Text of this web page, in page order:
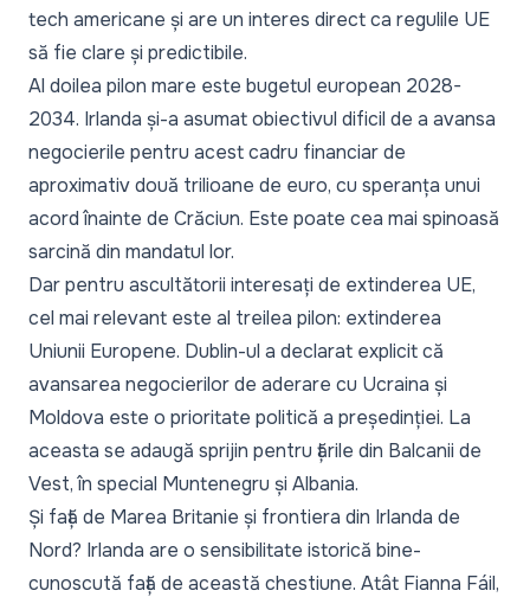
tech americane și are un interes direct ca regulile UE
să fie clare și predictibile.
Al doilea pilon mare este bugetul european 2028-
2034. Irlanda și-a asumat obiectivul dificil de a avansa
negocierile pentru acest cadru financiar de
aproximativ două trilioane de euro, cu speranța unui
acord înainte de Crăciun. Este poate cea mai spinoasă
sarcină din mandatul lor.
Dar pentru ascultătorii interesați de extinderea UE,
cel mai relevant este al treilea pilon: extinderea
Uniunii Europene. Dublin-ul a declarat explicit că
avansarea negocierilor de aderare cu Ucraina și
Moldova este o prioritate politică a președinției. La
aceasta se adaugă sprijin pentru țările din Balcanii de
Vest, în special Muntenegru și Albania.
Și față de Marea Britanie și frontiera din Irlanda de
Nord? Irlanda are o sensibilitate istorică bine-
cunoscută față de această chestiune. Atât Fianna Fáil,